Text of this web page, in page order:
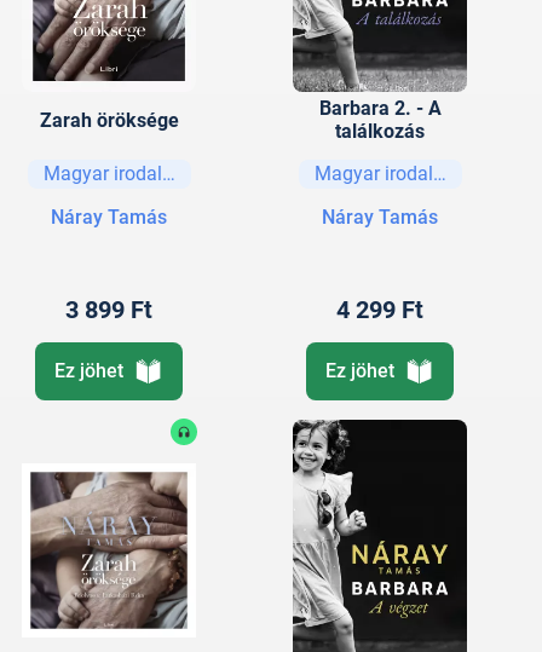
Zarah öröksége
Magyar irodalom
Náray Tamás
3 899 Ft
Ez jöhet
Barbara 2. - A
találkozás
Magyar irodalom
Náray Tamás
4 299 Ft
Ez jöhet